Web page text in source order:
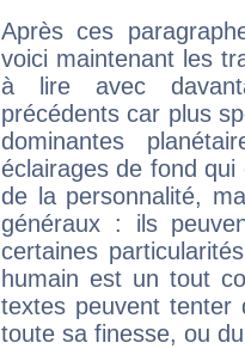
Après ces
voici maintenant les
à lire avec
précédents car plus
dominantes
éclairages de fond
de la personnalité,
généraux : ils
certaines
humain est un tout
textes peuvent tenter
toute sa finesse, ou